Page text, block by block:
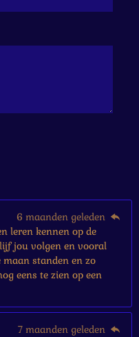
6 maanden geleden
leren kennen op de
jou volgen en vooral
standen en zo
eens te zien op een
7 maanden geleden